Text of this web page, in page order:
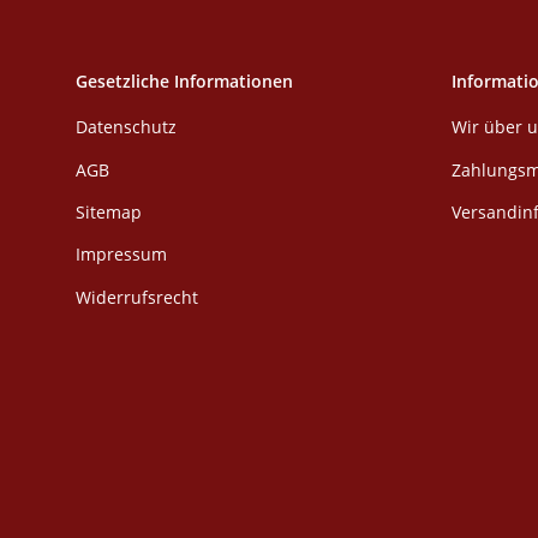
Gesetzliche Informationen
Datenschutz
AGB
Sitemap
Impressum
Widerrufsrecht
Wir über